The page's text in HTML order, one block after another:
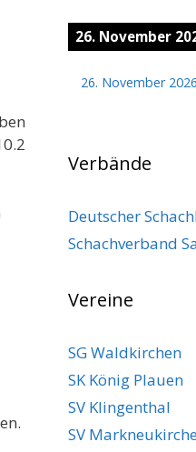
26. November
26. November 2026
Verbände
Deutscher
Schachverband
Vereine
SG Waldkirchen
SK König Plauen
SV Klingenthal
SV